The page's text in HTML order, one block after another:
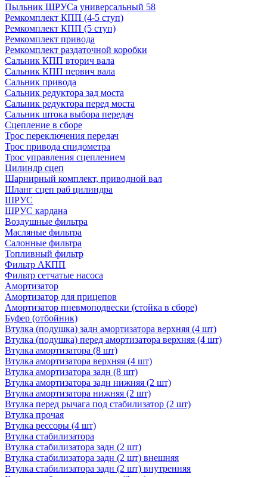
Пыльник ШРУСа универсальный 58
Ремкомплект КПП (4-5 ступ)
Ремкомплект КПП (5 ступ)
Ремкомплект привода
Ремкомплект раздаточной коробки
Сальник КПП вторич вала
Сальник КПП первич вала
Сальник привода
Сальник редуктора зад моста
Сальник редуктора перед моста
Сальник штока выбора передач
Сцепление в сборе
Трос переключения передач
Трос привода спидометра
Трос управления сцеплением
Цилиндр сцеп
Шарнирный комплект, приводной вал
Шланг сцеп раб цилиндра
ШРУС
ШРУС кардана
Воздушные фильтра
Масляные фильтра
Салонные фильтра
Топливный фильтр
Фильтр АКПП
Фильтр сетчатые насоса
Амортизатор
Амортизатор для прицепов
Амортизатор пневмоподвески (стойка в сборе)
Буфер (отбойник)
Втулка (подушка) задн амортизатора верхняя (4 шт)
Втулка (подушка) перед амортизатора верхняя (4 шт)
Втулка амортизатора (8 шт)
Втулка амортизатора верхняя (4 шт)
Втулка амортизатора задн (8 шт)
Втулка амортизатора задн нижняя (2 шт)
Втулка амортизатора нижняя (2 шт)
Втулка перед рычага под стабилизатор (2 шт)
Втулка прочая
Втулка рессоры (4 шт)
Втулка стабилизатора
Втулка стабилизатора задн (2 шт)
Втулка стабилизатора задн (2 шт) внешняя
Втулка стабилизатора задн (2 шт) внутренняя